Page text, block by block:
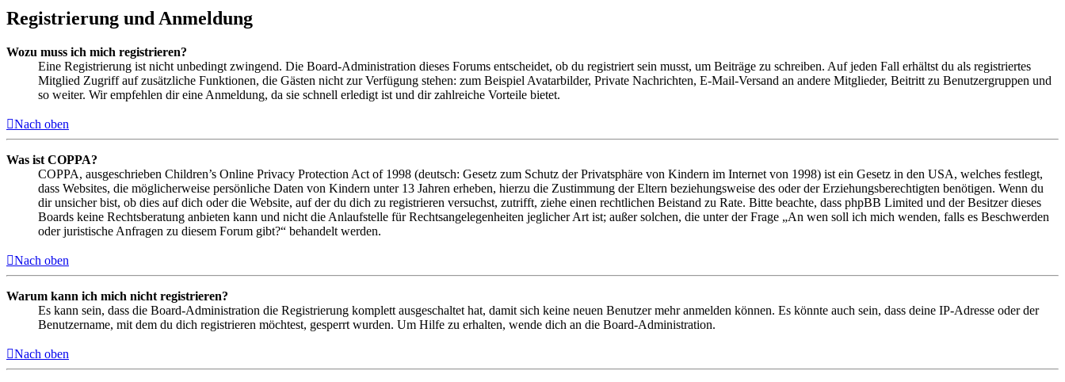
Registrierung und Anmeldung
Wozu muss ich mich registrieren?
Eine Registrierung ist nicht unbedingt zwingend. Die Board-Administration dieses Forums entscheidet, ob du registriert sein musst, um Beiträge zu schreiben. Auf jeden Fall erhältst du als registriertes
Mitglied Zugriff auf zusätzliche Funktionen, die Gästen nicht zur Verfügung stehen: zum Beispiel Avatarbilder, Private Nachrichten, E-Mail-Versand an andere Mitglieder, Beitritt zu Benutzergruppen und
so weiter. Wir empfehlen dir eine Anmeldung, da sie schnell erledigt ist und dir zahlreiche Vorteile bietet.
Nach oben
Was ist COPPA?
COPPA, ausgeschrieben Children’s Online Privacy Protection Act of 1998 (deutsch: Gesetz zum Schutz der Privatsphäre von Kindern im Internet von 1998) ist ein Gesetz in den USA, welches festlegt,
dass Websites, die möglicherweise persönliche Daten von Kindern unter 13 Jahren erheben, hierzu die Zustimmung der Eltern beziehungsweise des oder der Erziehungsberechtigten benötigen. Wenn du
dir unsicher bist, ob dies auf dich oder die Website, auf der du dich zu registrieren versuchst, zutrifft, ziehe einen rechtlichen Beistand zu Rate. Bitte beachte, dass phpBB Limited und der Besitzer dieses
Boards keine Rechtsberatung anbieten kann und nicht die Anlaufstelle für Rechtsangelegenheiten jeglicher Art ist; außer solchen, die unter der Frage „An wen soll ich mich wenden, falls es Beschwerden
oder juristische Anfragen zu diesem Forum gibt?“ behandelt werden.
Nach oben
Warum kann ich mich nicht registrieren?
Es kann sein, dass die Board-Administration die Registrierung komplett ausgeschaltet hat, damit sich keine neuen Benutzer mehr anmelden können. Es könnte auch sein, dass deine IP-Adresse oder der
Benutzername, mit dem du dich registrieren möchtest, gesperrt wurden. Um Hilfe zu erhalten, wende dich an die Board-Administration.
Nach oben